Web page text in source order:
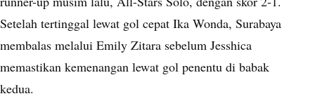
Setelah tertinggal lewat gol cepat Ika Wonda, Surabaya
membalas melalui Emily Zitara sebelum Jesshica
memastikan kemenangan lewat gol penentu di babak
kedua.